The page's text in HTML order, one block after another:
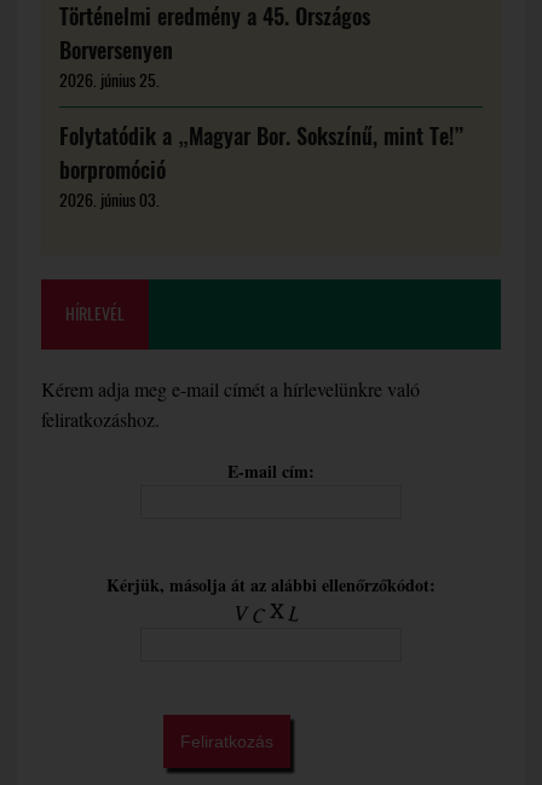
Történelmi eredmény a 45. Országos
Borversenyen
2026. június 25.
Folytatódik a „Magyar Bor. Sokszínű, mint Te!”
borpromóció
2026. június 03.
HÍRLEVÉL
Kérem adja meg e-mail címét a hírlevelünkre való
feliratkozáshoz.
E-mail cím:
Kérjük, másolja át az alábbi ellenőrzőkódot: